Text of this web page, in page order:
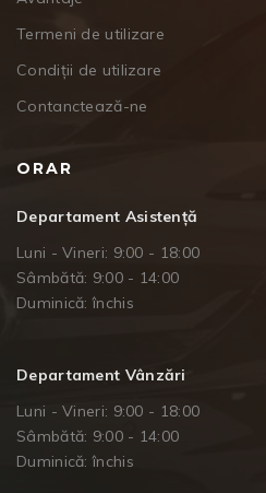
Termeni de utilizare
Condiții de utilizare
Contanctează-ne
ORAR
Departament Asistență
Luni - Vineri: 9:00 - 18:00
Sâmbătă: 9:00 - 14:00
Duminică: închis
Departament Vânzări
Luni - Vineri: 9:00 - 18:00
Sâmbătă: 9:00 - 14:00
Duminică: închis